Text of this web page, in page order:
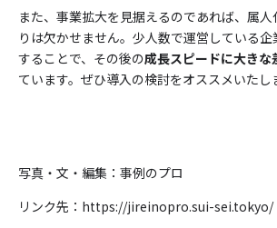
また、事業拡大を見据えるのであれば、属人
りは欠かせません。少人数で運営している
することで、その後の成長スピードに大きな
ています。ぜひ導入の検討をオススメいたし
写真・文・編集：事例のプロ
リンク先：https://jireinopro.sui-sei.tokyo/